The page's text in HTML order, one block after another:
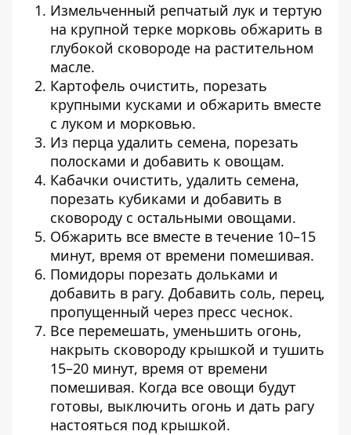
Измельченный репчатый лук и тертую
на крупной терке морковь обжарить в
глубокой сковороде на растительном
масле.
Картофель очистить, порезать
крупными кусками и обжарить вместе
с луком и морковью.
Из перца удалить семена, порезать
полосками и добавить к овощам.
Кабачки очистить, удалить семена,
порезать кубиками и добавить в
сковороду с остальными овощами.
Обжарить все вместе в течение 10–15
минут, время от времени помешивая.
Помидоры порезать дольками и
добавить в рагу. Добавить соль, перец,
пропущенный через пресс чеснок.
Все перемешать, уменьшить огонь,
накрыть сковороду крышкой и тушить
15–20 минут, время от времени
помешивая. Когда все овощи будут
готовы, выключить огонь и дать рагу
настояться под крышкой.